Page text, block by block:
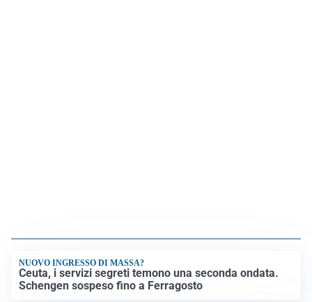
NUOVO INGRESSO DI MASSA?
Ceuta, i servizi segreti temono una seconda ondata.